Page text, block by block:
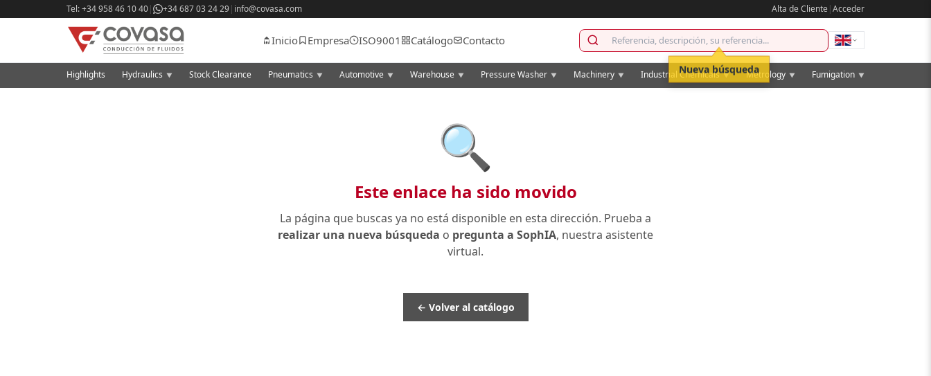
Tel: +34 958 46 10 40| +34 687 03 24 29| info@covasa.com Alta de Cliente|Acceder
Inicio Empresa ISO9001 Catálogo Contacto
Highlights Hydraulics ▼ Stock Clearance Pneumatics ▼ Automotive ▼ Warehouse ▼ Pressure Washer ▼ Machinery ▼ Industrial Chemicals▼ Metrology ▼ Fumigation ▼
🔍
Este enlace ha sido movido
La página que buscas ya no está disponible en esta dirección. Prueba a
realizar una nueva búsqueda o pregunta a SophIA, nuestra asistente
virtual.
Nueva búsqueda
← Volver al catálogo